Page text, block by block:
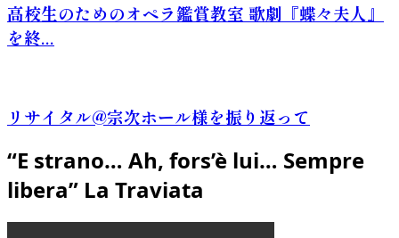
高校生のためのオペラ鑑賞教室 歌劇『蝶々夫人』
を終...
リサイタル@宗次ホール様を振り返って
“E strano… Ah, fors’è lui… Sempre
libera” La Traviata